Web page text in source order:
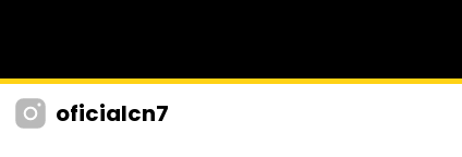
oficialcn7